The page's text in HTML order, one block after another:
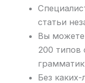
статьи
Вы
200
Без